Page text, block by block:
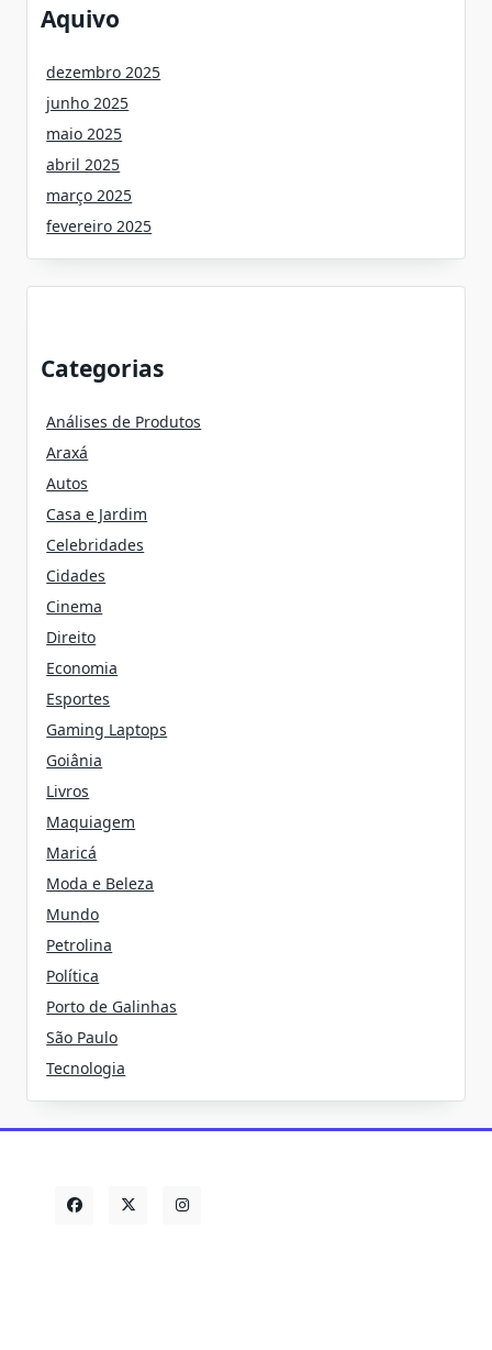
Aquivo
dezembro 2025
junho 2025
maio 2025
abril 2025
março 2025
fevereiro 2025
Categorias
Análises de Produtos
Araxá
Autos
Casa e Jardim
Celebridades
Cidades
Cinema
Direito
Economia
Esportes
Gaming Laptops
Goiânia
Livros
Maquiagem
Maricá
Moda e Beleza
Mundo
Petrolina
Política
Porto de Galinhas
São Paulo
Tecnologia